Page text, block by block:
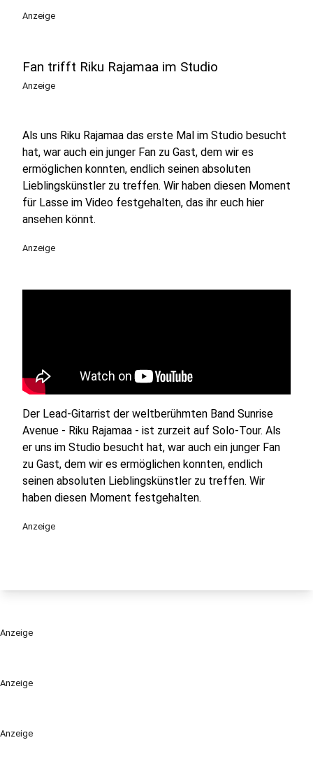
Anzeige
Anzeige
Anzeige
Fan trifft Riku Rajamaa im Studio
Anzeige
Als uns Riku Rajamaa das erste Mal im Studio besucht
hat, war auch ein junger Fan zu Gast, dem wir es
ermöglichen konnten, endlich seinen absoluten
Lieblingskünstler zu treffen. Wir haben diesen Moment
für Lasse im Video festgehalten, das ihr euch hier
ansehen könnt.
Anzeige
Der Lead-Gitarrist der weltberühmten Band Sunrise
Avenue - Riku Rajamaa - ist zurzeit auf Solo-Tour. Als
er uns im Studio besucht hat, war auch ein junger Fan
zu Gast, dem wir es ermöglichen konnten, endlich
seinen absoluten Lieblingskünstler zu treffen. Wir
haben diesen Moment festgehalten.
Anzeige
Anzeige